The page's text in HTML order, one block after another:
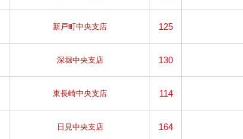
新戸町中央支店 125
深堀中央支店 130
東長崎中央支店 114
日見中央支店 164